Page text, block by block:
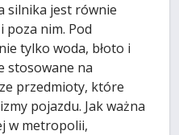
silnika jest równie
poza nim. Pod
tylko woda, błoto i
stosowane na
przedmioty, które
pojazdu. Jak ważna
w metropolii,